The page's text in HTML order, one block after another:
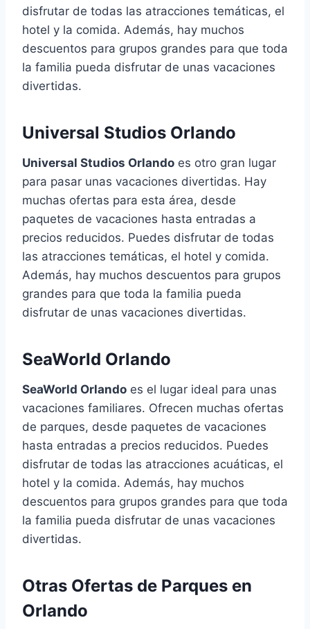
disfrutar de todas las atracciones temáticas, el
hotel y la comida. Además, hay muchos
descuentos para grupos grandes para que toda
la familia pueda disfrutar de unas vacaciones
divertidas.
Universal Studios Orlando
Universal Studios Orlando es otro gran lugar
para pasar unas vacaciones divertidas. Hay
muchas ofertas para esta área, desde
paquetes de vacaciones hasta entradas a
precios reducidos. Puedes disfrutar de todas
las atracciones temáticas, el hotel y comida.
Además, hay muchos descuentos para grupos
grandes para que toda la familia pueda
disfrutar de unas vacaciones divertidas.
SeaWorld Orlando
SeaWorld Orlando es el lugar ideal para unas
vacaciones familiares. Ofrecen muchas ofertas
de parques, desde paquetes de vacaciones
hasta entradas a precios reducidos. Puedes
disfrutar de todas las atracciones acuáticas, el
hotel y la comida. Además, hay muchos
descuentos para grupos grandes para que toda
la familia pueda disfrutar de unas vacaciones
divertidas.
Otras Ofertas de Parques en
Orlando